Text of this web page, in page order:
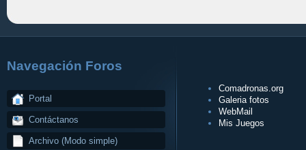
Navegación Foros
Portal
Contáctanos
Archivo (Modo simple)
Comadronas.org
Galeria fotos
WebMail
Mis Juegos